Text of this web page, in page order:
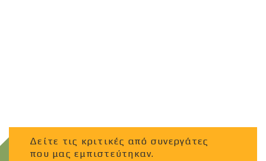
Δείτε τις κριτικές από συνεργάτες
που μας εμπιστεύτηκαν.